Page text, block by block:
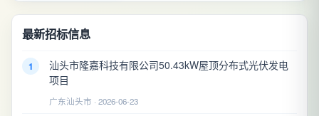
最新招标信息
1
汕头市隆嘉科技有限公司50.43kW屋顶分布式光伏发电
项目
广东汕头市 · 2026-06-23